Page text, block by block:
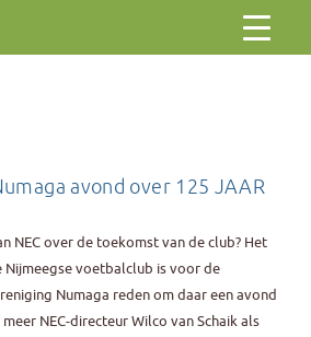
avond over 125 JAAR
NEC over de toekomst van de club? Het
Nijmeegse voetbalclub is voor de
Numaga reden om daar een avond
NEC-directeur Wilco van Schaik als